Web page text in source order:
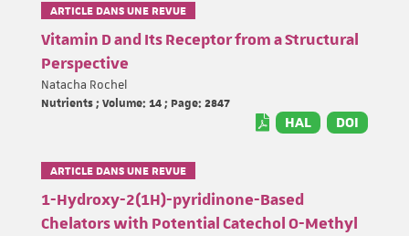
ARTICLE DANS UNE REVUE
Vitamin D and Its Receptor from a Structural
Perspective
Natacha Rochel
Nutrients ; Volume: 14 ; Page: 2847
HAL DOI
ARTICLE DANS UNE REVUE
1-Hydroxy-2(1H)-pyridinone-Based
Chelators with Potential Catechol O-Methyl